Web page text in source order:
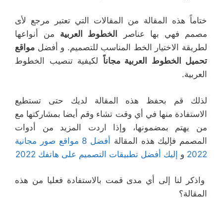
ختاماً هذه المقالة من المقالات التي تعتبر مرجع لأى
مصمم فهي بها عناصر
الخطوط العربية من أنواعها
لطريقة الاختيار الخط المناسب للتصميم. و أفضل مواقع
تحميل الخطوط العربية مجاناً لكيفية تنصيب الخطوط
العربية.
لذلك قم بحفظ هذه المقالة لديك حتى تستطيع
الاستفادة منها في أي وقت تشاء وقم أيضا بمشاركتها مع
من يهتم بمضمونها، وإذا اردت المزيد من أدوات
المصمم فإليك هذه المقالة
أفضل 8 مواقع صور مجانية
2022 و إليك أفضل تطبيقات التصميم على هاتفك 2022
واذكر لنا إلى أي مدى قمت بالاستفادة فعليا من هذه
المقالة؟